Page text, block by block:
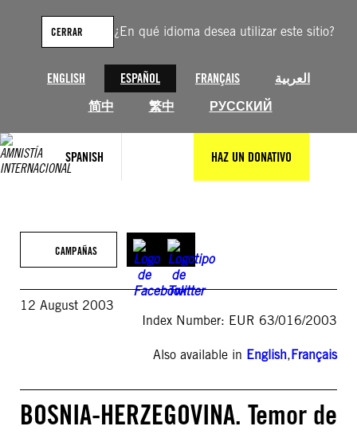
¿En qué idioma desea utilizar este sitio?
ENGLISH ESPAÑOL FRANÇAIS
العربية
简中
繁中 РУССКИЙ
CERRAR
SPANISH HAZ UN DONATIVO
contenido
CAMPAÑAS
12 August 2003
Index Number: EUR 63/016/2003
Also available in English,Français
BOSNIA-HERZEGOVINA. Temor de